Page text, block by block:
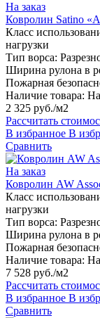
На заказ
Ковролин Satino
Класс
нагрузки
Тип ворса:
Ширина рулона в
Пожарная
Наличие товара: На
2 325 руб./м2
Рассчитать
В избранное В
Сравнить
На заказ
Ковролин AW
Класс
нагрузки
Тип ворса:
Ширина рулона в
Пожарная
Наличие товара: На
7 528 руб./м2
Рассчитать
В избранное В
Сравнить